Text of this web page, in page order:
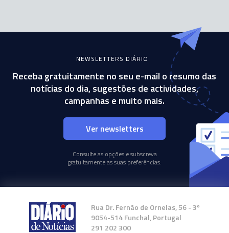
NEWSLETTERS DIÁRIO
Receba gratuitamente no seu e-mail o resumo das
notícias do dia, sugestões de actividades,
campanhas e muito mais.
Ver newsletters
Consulte as opções e subscreva
gratuitamente as suas preferências.
Rua Dr. Fernão de Ornelas, 56 - 3º
9054-514 Funchal, Portugal
291 202 300